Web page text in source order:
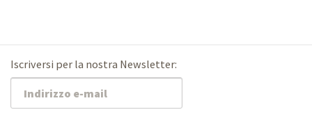
Iscriversi per la nostra Newsletter: